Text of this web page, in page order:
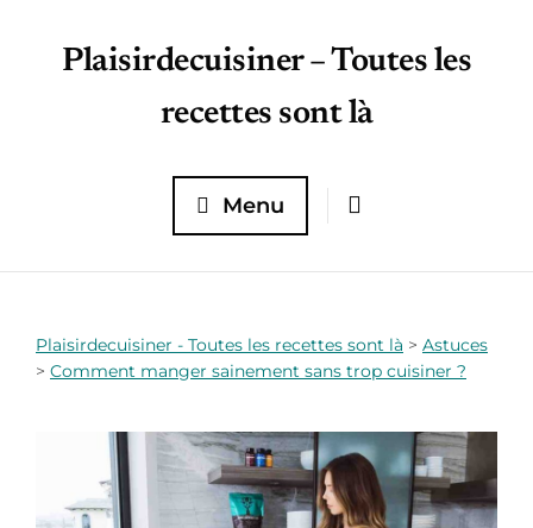
Plaisirdecuisiner – Toutes les
recettes sont là
Menu
Plaisirdecuisiner - Toutes les recettes sont là > Astuces
> Comment manger sainement sans trop cuisiner ?